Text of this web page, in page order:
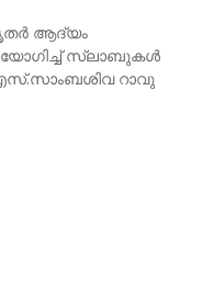
ആദ്യം
സ്ലാബുകൾ
എസ്.സാംബശിവ റാവു